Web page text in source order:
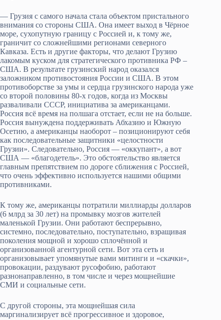
— Грузия с самого начала стала объектом пристального
внимания со стороны США. Она имеет выход в Чёрное
море, сухопутную границу с Россией и, к тому же,
граничит со сложнейшими регионами северного
Кавказа. Есть и другие факторы, что делают Грузию
лакомым куском для стратегического противника РФ –
США. В результате грузинский народ оказался
заложником противостояния России и США. В этом
противоборстве за умы и сердца грузинского народа уже
со второй половины 80-х годов, когда из Москвы
разваливали СССР, инициатива за американцами.
Россия всё время на полшага отстает, если не на больше.
Россия вынуждена поддерживать Абхазию и Южную
Осетию, а американцы наоборот – позиционируют себя
как последовательные защитники «целостности
Грузии». Следовательно, Россия — «оккупант», а вот
США — «благодетель». Это обстоятельство является
главным препятствием по дороге сближения с Россией,
что очень эффективно используется нашими общими
противниками.
К тому же, американцы потратили миллиарды долларов
(6 млрд за 30 лет) на промывку мозгов жителей
маленькой Грузии. Они работают беспрерывно,
системно, последовательно, поступательно, взращивая
поколения мощной и хорошо сплочённой и
организованной агентурной сети. Вот эта сеть и
организовывает упомянутые вами митинги и «скачки»,
провокации, раздувают русофобию, работают
разнонаправленно, в том числе и через мощнейшие
СМИ и социальные сети.
С другой стороны, эта мощнейшая сила
маргинализирует всё прогрессивное и здоровое,